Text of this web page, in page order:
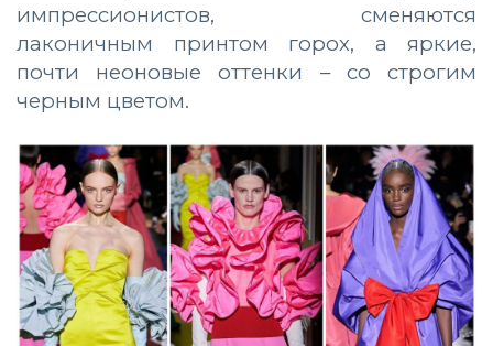
импрессионистов, сменяются
лаконичным принтом горох, а яркие,
почти неоновые оттенки – со строгим
черным цветом.